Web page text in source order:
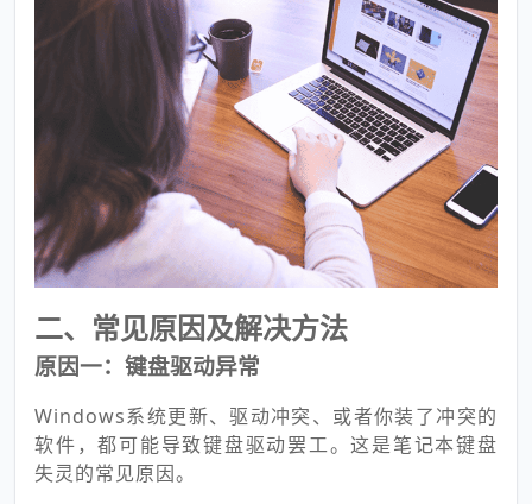
二、常见原因及解决方法
原因一：键盘驱动异常
Windows系统更新、驱动冲突、或者你装了冲突的
软件，都可能导致键盘驱动罢工。这是笔记本键盘
失灵的常见原因。